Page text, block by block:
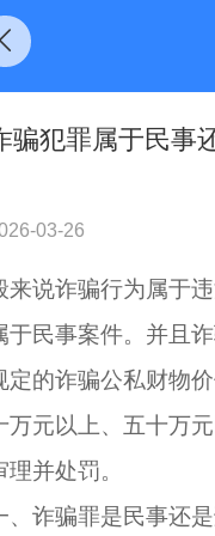
骗犯罪属于民事
03-26
来说诈骗行为属于
于民事案件。并且
定的诈骗公私财物
万元以上、五十万
理并处罚。
、诈骗罪是民事还是